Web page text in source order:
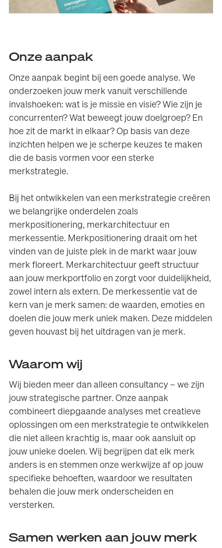
Onze aanpak
Onze aanpak begint bij een goede analyse. We
onderzoeken jouw merk vanuit verschillende
invalshoeken: wat is je missie en visie? Wie zijn je
concurrenten? Wat beweegt jouw doelgroep? En
hoe zit de markt in elkaar? Op basis van deze
inzichten helpen we je scherpe keuzes te maken
die de basis vormen voor een sterke
merkstrategie.
Bij het ontwikkelen van een merkstrategie creëren
we belangrijke onderdelen zoals
merkpositionering, merkarchitectuur en
merkessentie. Merkpositionering draait om het
vinden van de juiste plek in de markt waar jouw
merk floreert. Merkarchitectuur geeft structuur
aan jouw merkportfolio en zorgt voor duidelijkheid,
zowel intern als extern. De merkessentie vat de
kern van je merk samen: de waarden, emoties en
doelen die jouw merk uniek maken. Deze middelen
geven houvast bij het uitdragen van je merk.
Waarom wij
Wij bieden meer dan alleen consultancy – we zijn
jouw strategische partner. Onze aanpak
combineert diepgaande analyses met creatieve
oplossingen om een merkstrategie te ontwikkelen
die niet alleen krachtig is, maar ook aansluit op
jouw unieke doelen. Wij begrijpen dat elk merk
anders is en stemmen onze werkwijze af op jouw
specifieke behoeften, waardoor we resultaten
behalen die jouw merk onderscheiden en
versterken.
Samen werken aan jouw merk